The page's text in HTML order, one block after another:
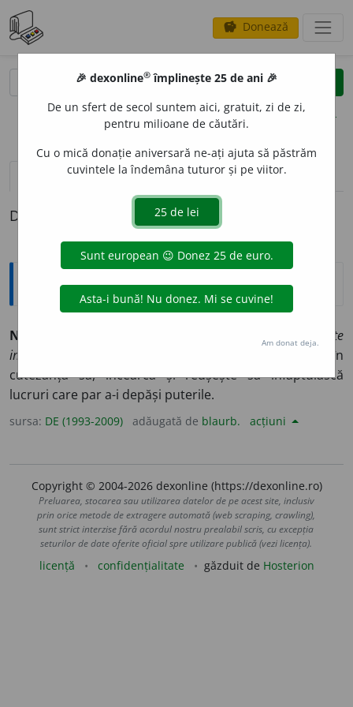
savings Donează
clear
opțiuni
definiții (1)
Definiția cu ID-ul 565635:
Enciclopedice
NIL MORTALIBUS ARDUM EST
nimic nu este
imposibil muritorilor
– Horațiu, „Ode”, I, 3, 37. Omul, în
cutezanța sa, încearcă și reușește să înfăptuiască
lucruri care par a-i depăși puterile.
sursa: DE (1993-2009) adăugată de blaurb. acțiuni
Copyright © 2004-2026 dexonline (https://dexonline.ro)
Preluarea, stocarea sau utilizarea datelor de pe acest site, inclusiv
prin orice metode de extragere automată (web scraping, crawling),
sunt strict interzise fără acordul nostru prealabil scris, cu excepția
seturilor de date oferite oficial spre utilizare publică (vezi licența).
licență confidențialitate găzduit de Hosterion
🎉 dexonline® împlinește 25 de ani 🎉
De un sfert de secol suntem aici, gratuit, zi de zi,
pentru milioane de căutări.
Cu o mică donație aniversară ne-ați ajuta să păstrăm
cuvintele la îndemâna tuturor și pe viitor.
Am donat deja.